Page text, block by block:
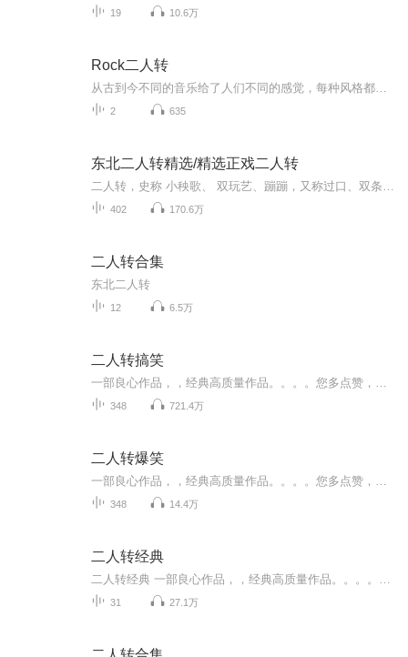
19 10.6万
Rock二人转
2 635
东北二人转精选/精选正戏二人转
402 170.6万
二人转合集
东北二人转
12 6.5万
二人转搞笑
348 721.4万
二人转爆笑
348 14.4万
二人转经典
31 27.1万